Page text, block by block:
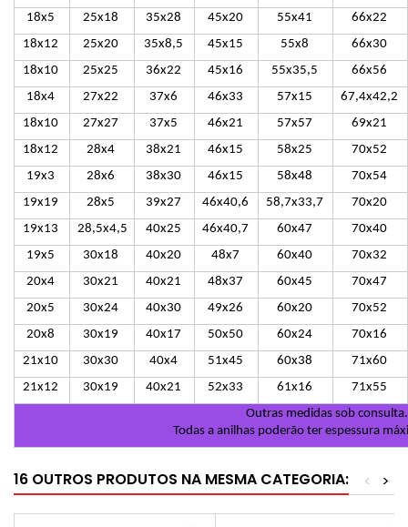
18x5
25x18 35x28 45x20 55x41
66x22
18x12
25x20 35x8,5 45x15 55x8
66x30
18x10
25x25 36x22 45x16 55x35,5
66x56
18x4
27x22 37x6 46x33 57x15
67,4x42,2
18x10
27x27 37x5 46x21 57x57
69x21
18x12
28x4 38x21 46x15 58x25
70x52
19x3
28x6 38x30 46x15 58x48
70x54
19x19
28x5 39x27 46x40,6 58,7x33,7
70x20
19x13
28,5x4,5 40x25 46x40,7 60x47
70x40
19x5
30x18 40x20 48x7 60x40
70x32
20x4
30x21 40x21 48x37 60x45
70x47
20x5
30x24 40x30 49x26 60x20
70x52
20x8
30x19 40x17 50x50 60x24
70x16
21x10
30x30 40x4 51x45 60x38
71x60
21x12
30x19 40x21 52x33 61x16
71x55
Outras medidas sob consulta.
Todas a anilhas poderão ter espessura
16 OUTROS PRODUTOS NA MESMA CATEGORIA: >
<